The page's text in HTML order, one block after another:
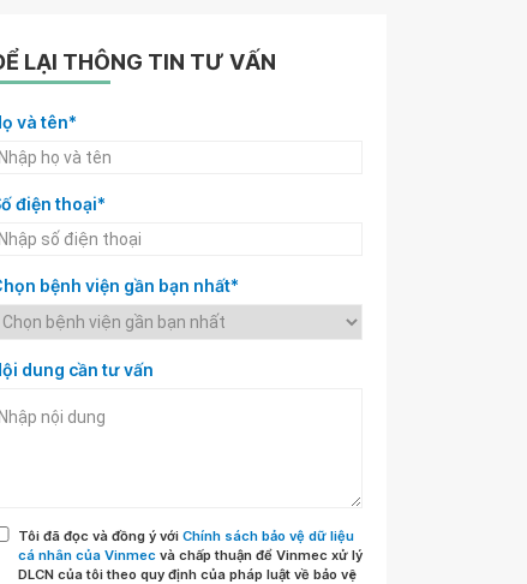
LẠI THÔNG TIN TƯ VẤN
và tên*
điện thoại*
bệnh viện gần bạn nhất*
dung cần tư vấn
Tôi đã đọc và đồng ý với Chính sách bảo vệ dữ liệu
cá nhân của Vinmec và chấp thuận để Vinmec xử lý
DLCN của tôi theo quy định của pháp luật về bảo vệ